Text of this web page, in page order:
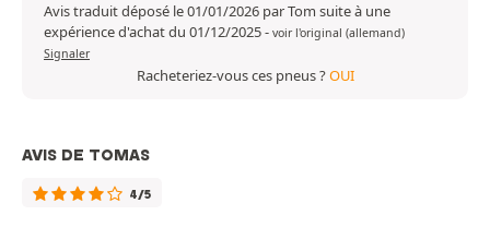
Avis traduit déposé le 01/01/2026 par Tom suite à une
expérience d'achat du 01/12/2025- voir l'original (allemand)
Signaler
Racheteriez-vous ces pneus ?OUI
AVIS DE TOMAS
4/5